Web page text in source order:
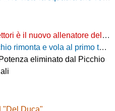
nuovo allenatore della Primavera
al primo turno, rossoblù fuori a testa alta
eliminato dal Picchio